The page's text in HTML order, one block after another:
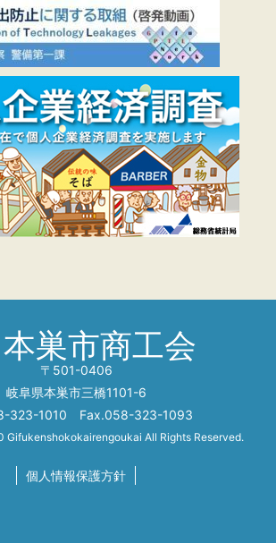
本巣市商工会
〒501-0406
岐阜県本巣市三橋1101-6
323-1010 Fax.058-323-1093
Gifukenshokokairengoukai All Rights Reserved.
個人情報保護方針